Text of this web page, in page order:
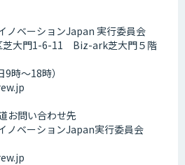
ノベーションJapan 実行委員会
芝大門1-6-11 Biz-ark芝大門５階
時～18時）
お問い合わせ先
ノベーションJapan実行委員会